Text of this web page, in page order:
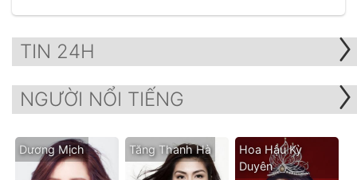
TIN 24H
NGƯỜI NỔI TIẾNG
Dương Mịch Tăng Thanh Hà
Hoa Hậu Kỳ
Duyên